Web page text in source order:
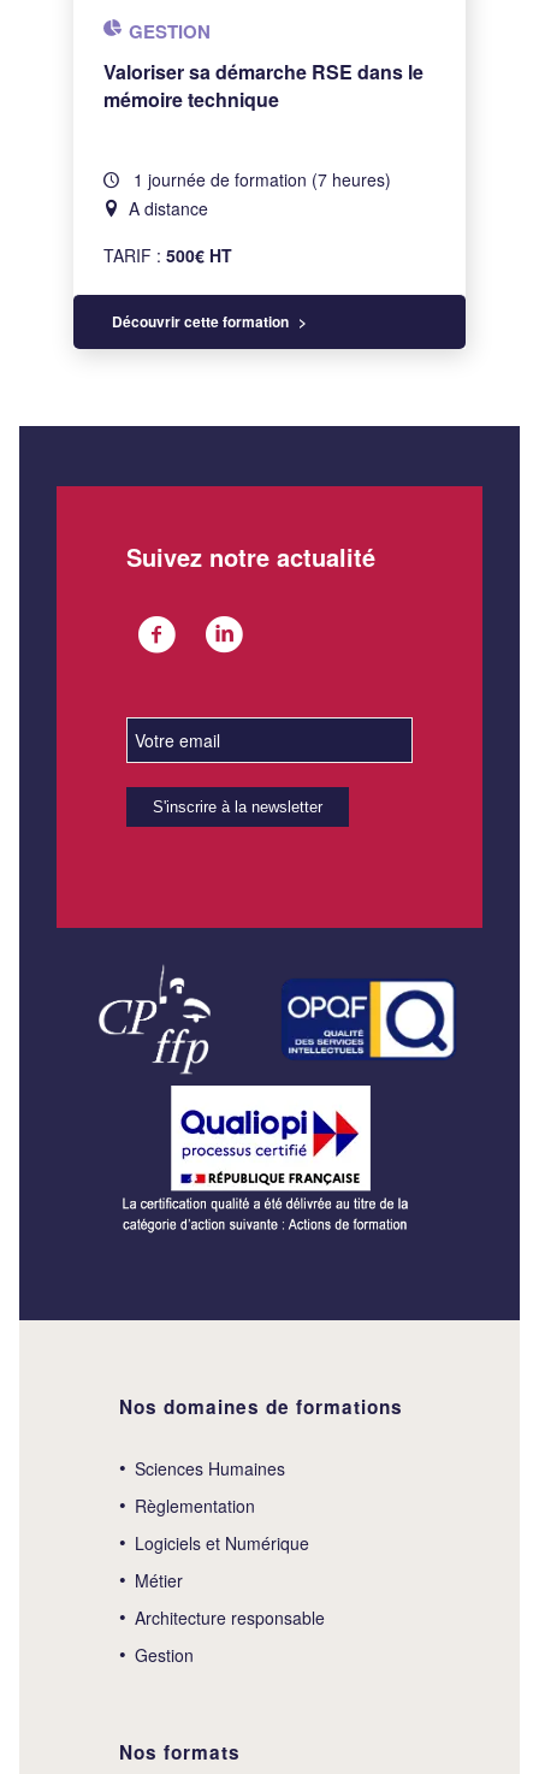
GESTION
Valoriser sa démarche RSE dans le
mémoire technique
1 journée de formation (7 heures)
A distance
TARIF :500€ HT
Découvrir cette formation
Suivez notre actualité
Nos domaines de formations
Sciences Humaines
Règlementation
Logiciels et Numérique
Métier
Architecture responsable
Gestion
Nos formats